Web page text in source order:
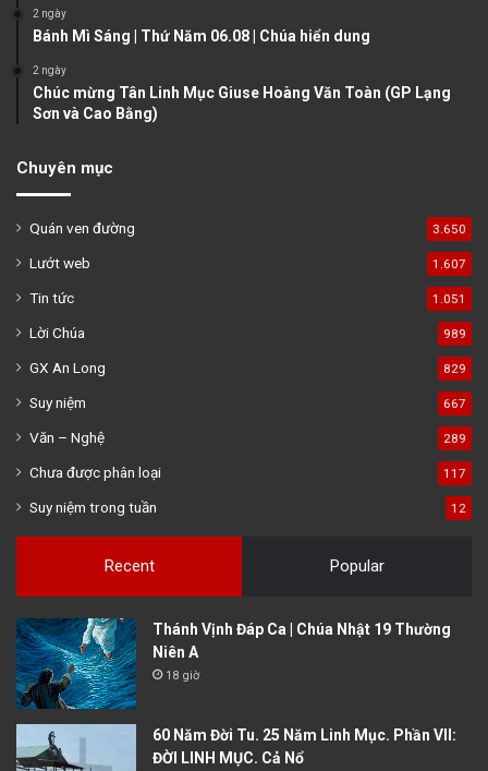
2 ngày
Bánh Mì Sáng | Thứ Năm 06.08 | Chúa hiển dung
2 ngày
Chúc mừng Tân Linh Mục Giuse Hoàng Văn Toàn (GP Lạng
Sơn và Cao Bằng)
Chuyên mục
Quán ven đường 3.650
Lướt web 1.607
Tin tức 1.051
Lời Chúa 989
GX An Long 829
Suy niệm 667
Văn – Nghệ 289
Chưa được phân loại 117
Suy niệm trong tuần 12
Recent Popular
Thánh Vịnh Đáp Ca | Chúa Nhật 19 Thường
Niên A
18 giờ
60 Năm Đời Tu. 25 Năm Linh Mục. Phần VII:
ĐỜI LINH MỤC. Cả Nổ